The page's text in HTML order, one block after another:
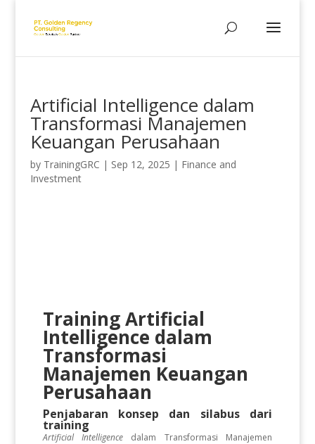
Artificial Intelligence dalam
Transformasi Manajemen
Keuangan Perusahaan
by TrainingGRC | Sep 12, 2025 | Finance and
Investment
Training Artificial
Intelligence dalam
Transformasi
Manajemen Keuangan
Perusahaan
Penjabaran konsep dan silabus dari
training
Artificial Intelligence dalam Transformasi Manajemen